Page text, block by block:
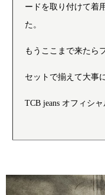
ードを取り付けて着
た。
もうここまで来たら
セットで揃えて大事
TCB jeans オフィシ